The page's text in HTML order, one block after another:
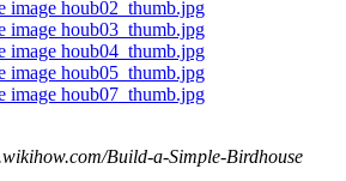
Build-a-Simple-Birdhouse